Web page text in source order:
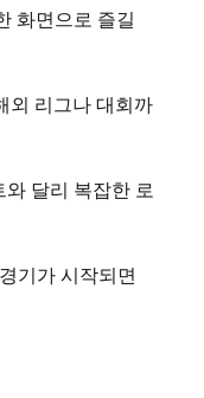
화면으로 즐길
외 리그나 대회까
달리 복잡한 로
기가 시작되면